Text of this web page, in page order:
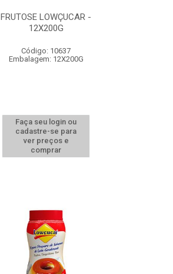
FRUTOSE LOWÇUCAR -
12X200G
Código: 10637
Embalagem: 12X200G
Faça seu login ou
cadastre-se para
ver preços e
comprar